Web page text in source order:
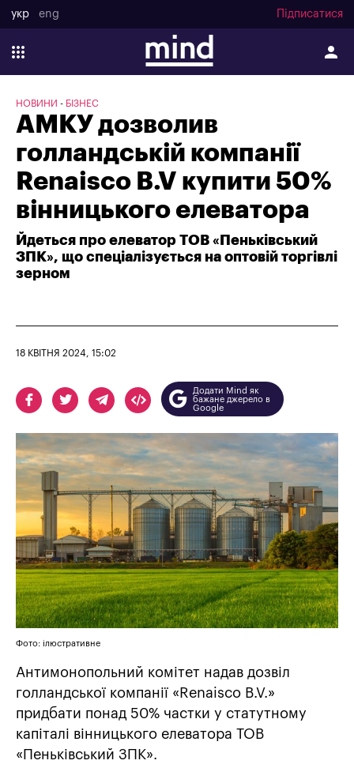
укр eng Підписатися
НОВИНИ БІЗНЕС
АМКУ дозволив
голландській компанії
Renaisco B.V купити 50%
вінницького елеватора
Йдеться про елеватор ТОВ «Пеньківський
ЗПК», що спеціалізується на оптовій торгівлі
зерном
18 КВІТНЯ 2024, 15:02
Додати Mind як
бажане джерело в
Google
Фото: ілюстративне
Антимонопольний комітет надав дозвіл
голландської компанії «Renaisco B.V.»
придбати понад 50% частки у статутному
капіталі вінницького елеватора ТОВ
«Пеньківський ЗПК».